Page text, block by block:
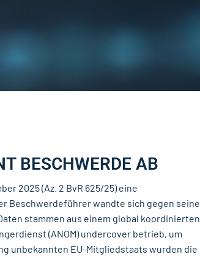
BESCHWERDE AB
2025 (Az. 2 BvR 625/25) eine
Beschwerdeführer wandte sich gegen seine
stammen aus einem global koordinierten
(ANOM) undercover betrieb, um
unbekannten EU-Mitgliedstaats wurden die